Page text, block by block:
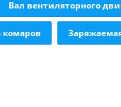
Вал вентиляторного